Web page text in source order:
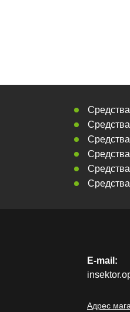
E-mail:
Адрес